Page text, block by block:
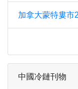
加拿大蒙特婁市
中國冷鏈刊物